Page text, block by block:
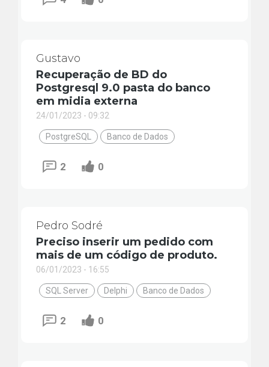
Gustavo
Recuperação de BD do
Postgresql 9.0 pasta do banco
em midia externa
24/01/2023 - 09:32
PostgreSQL Banco de Dados
2 0
Pedro Sodré
Preciso inserir um pedido com
mais de um código de produto.
06/01/2023 - 16:55
SQL Server Delphi Banco de Dados
2 0